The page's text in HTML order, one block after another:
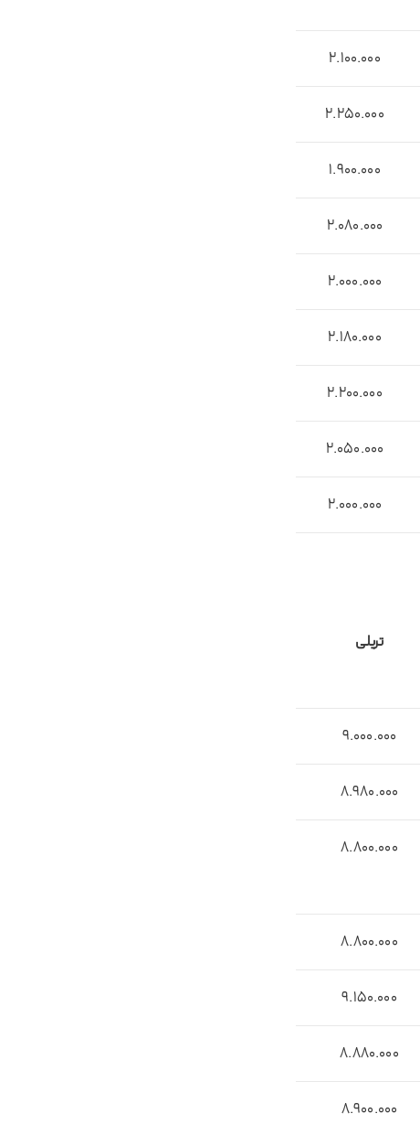
2.100.000
2.250.000
1.900.000
2.080.000
2.000.000
2.180.000
2.200.000
2.050.000
2.000.000
تریلی
9.000.000
8.980.000
8.800.000
8.800.000
9.150.000
8.880.000
8.900.000